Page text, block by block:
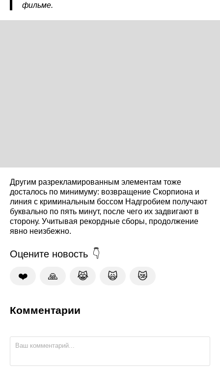
фильме.
Другим разрекламированным элементам тоже
досталось по минимуму: возвращение Скорпиона и
линия с криминальным боссом Надгробием получают
буквально по пять минут, после чего их задвигают в
сторону. Учитывая рекордные сборы, продолжение
явно неизбежно.
Оцените новость
❤️ 🙏 😹 🙀 😿
Комментарии